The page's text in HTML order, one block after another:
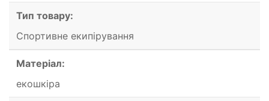
Тип товару:
Спортивне екипірування
Матеріал:
екошкіра